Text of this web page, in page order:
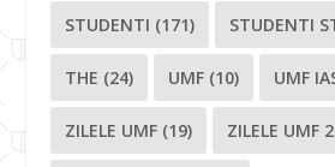
STUDENTI (171) STUDENTI
THE (24) UMF (10) UMF
ZILELE UMF (19) ZILELE UMF